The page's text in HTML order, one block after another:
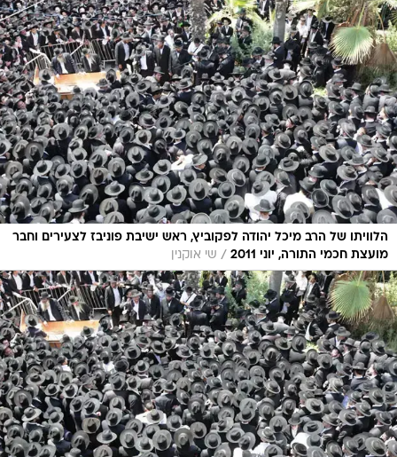
הלוויתו של הרב מיכל יהודה לפקוביץ, ראש ישיבת פוניבז לצעירים וחבר
מועצת חכמי התורה, יוני 2011
/ שי אוקנין